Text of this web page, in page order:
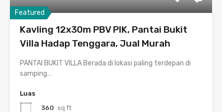
Featured
Kavling 12x30m PBV PIK, Pantai Bukit
Villa Hadap Tenggara, Jual Murah
PANTAI BUKIT VILLA Berada di lokasi paling terdepan di
samping…
Luas
360 sq ft